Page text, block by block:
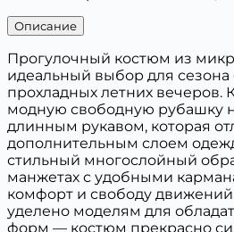
Описание
Прогулочный костюм из
идеальный выбор для сезона
прохладных летних вечеров.
модную свободную рубашку
длинным рукавом, которая
дополнительным слоем
стильный многослойный
манжетах с удобными
комфорт и свободу
уделено моделям для
форм — костюм прекрасно